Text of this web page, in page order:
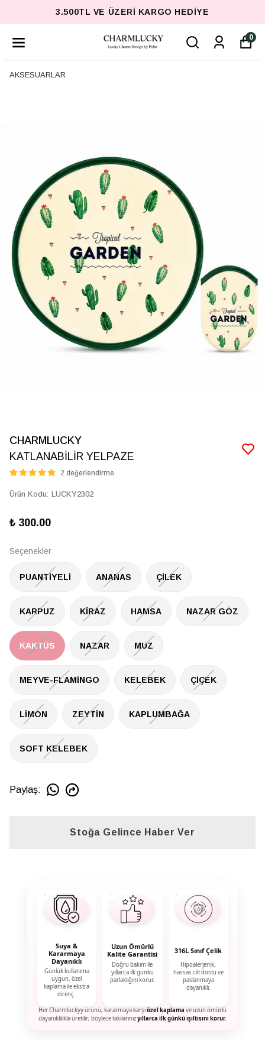
3.500TL VE ÜZERI KARGO HEDIYE
0
AKSESUARLAR
CHARMLUCKY
KATLANABİLİR YELPAZE
2 değerlendirme
Ürün Kodu: LUCKY2302
₺ 300.00
Seçenekler
PUANTİYELİ ANANAS ÇİLEK
KARPUZ KİRAZ HAMSA NAZAR GÖZ
KAKTÜS NAZAR MUZ
MEYVE-FLAMİNGO KELEBEK ÇİÇEK
LİMON ZEYTİN KAPLUMBAĞA
SOFT KELEBEK
Paylaş:
Stoğa Gelince Haber Ver
Suya &
Kararmaya
Dayanıklı
Günlük kullanıma
uygun, özel
kaplama ile ekstra
direnç.
Uzun Ömürlü
Kalite Garantisi
Doğru bakım ile
yıllarca ilk günkü
parlaklığını korur.
316L Sınıf Çelik
Hipoalerjenik,
hassas cilt dostu ve
paslanmaya
dayanıklı.
Her Charmluckyy ürünü, kararmaya karşıözel kaplama ve uzun ömürlü
dayanıklılıkla üretilir; böylece takılarınızyıllarca ilk günkü ışıltısını korur.